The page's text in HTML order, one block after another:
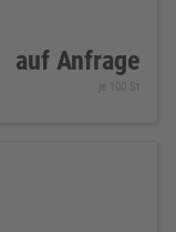
auf Anfrage
je 100 St